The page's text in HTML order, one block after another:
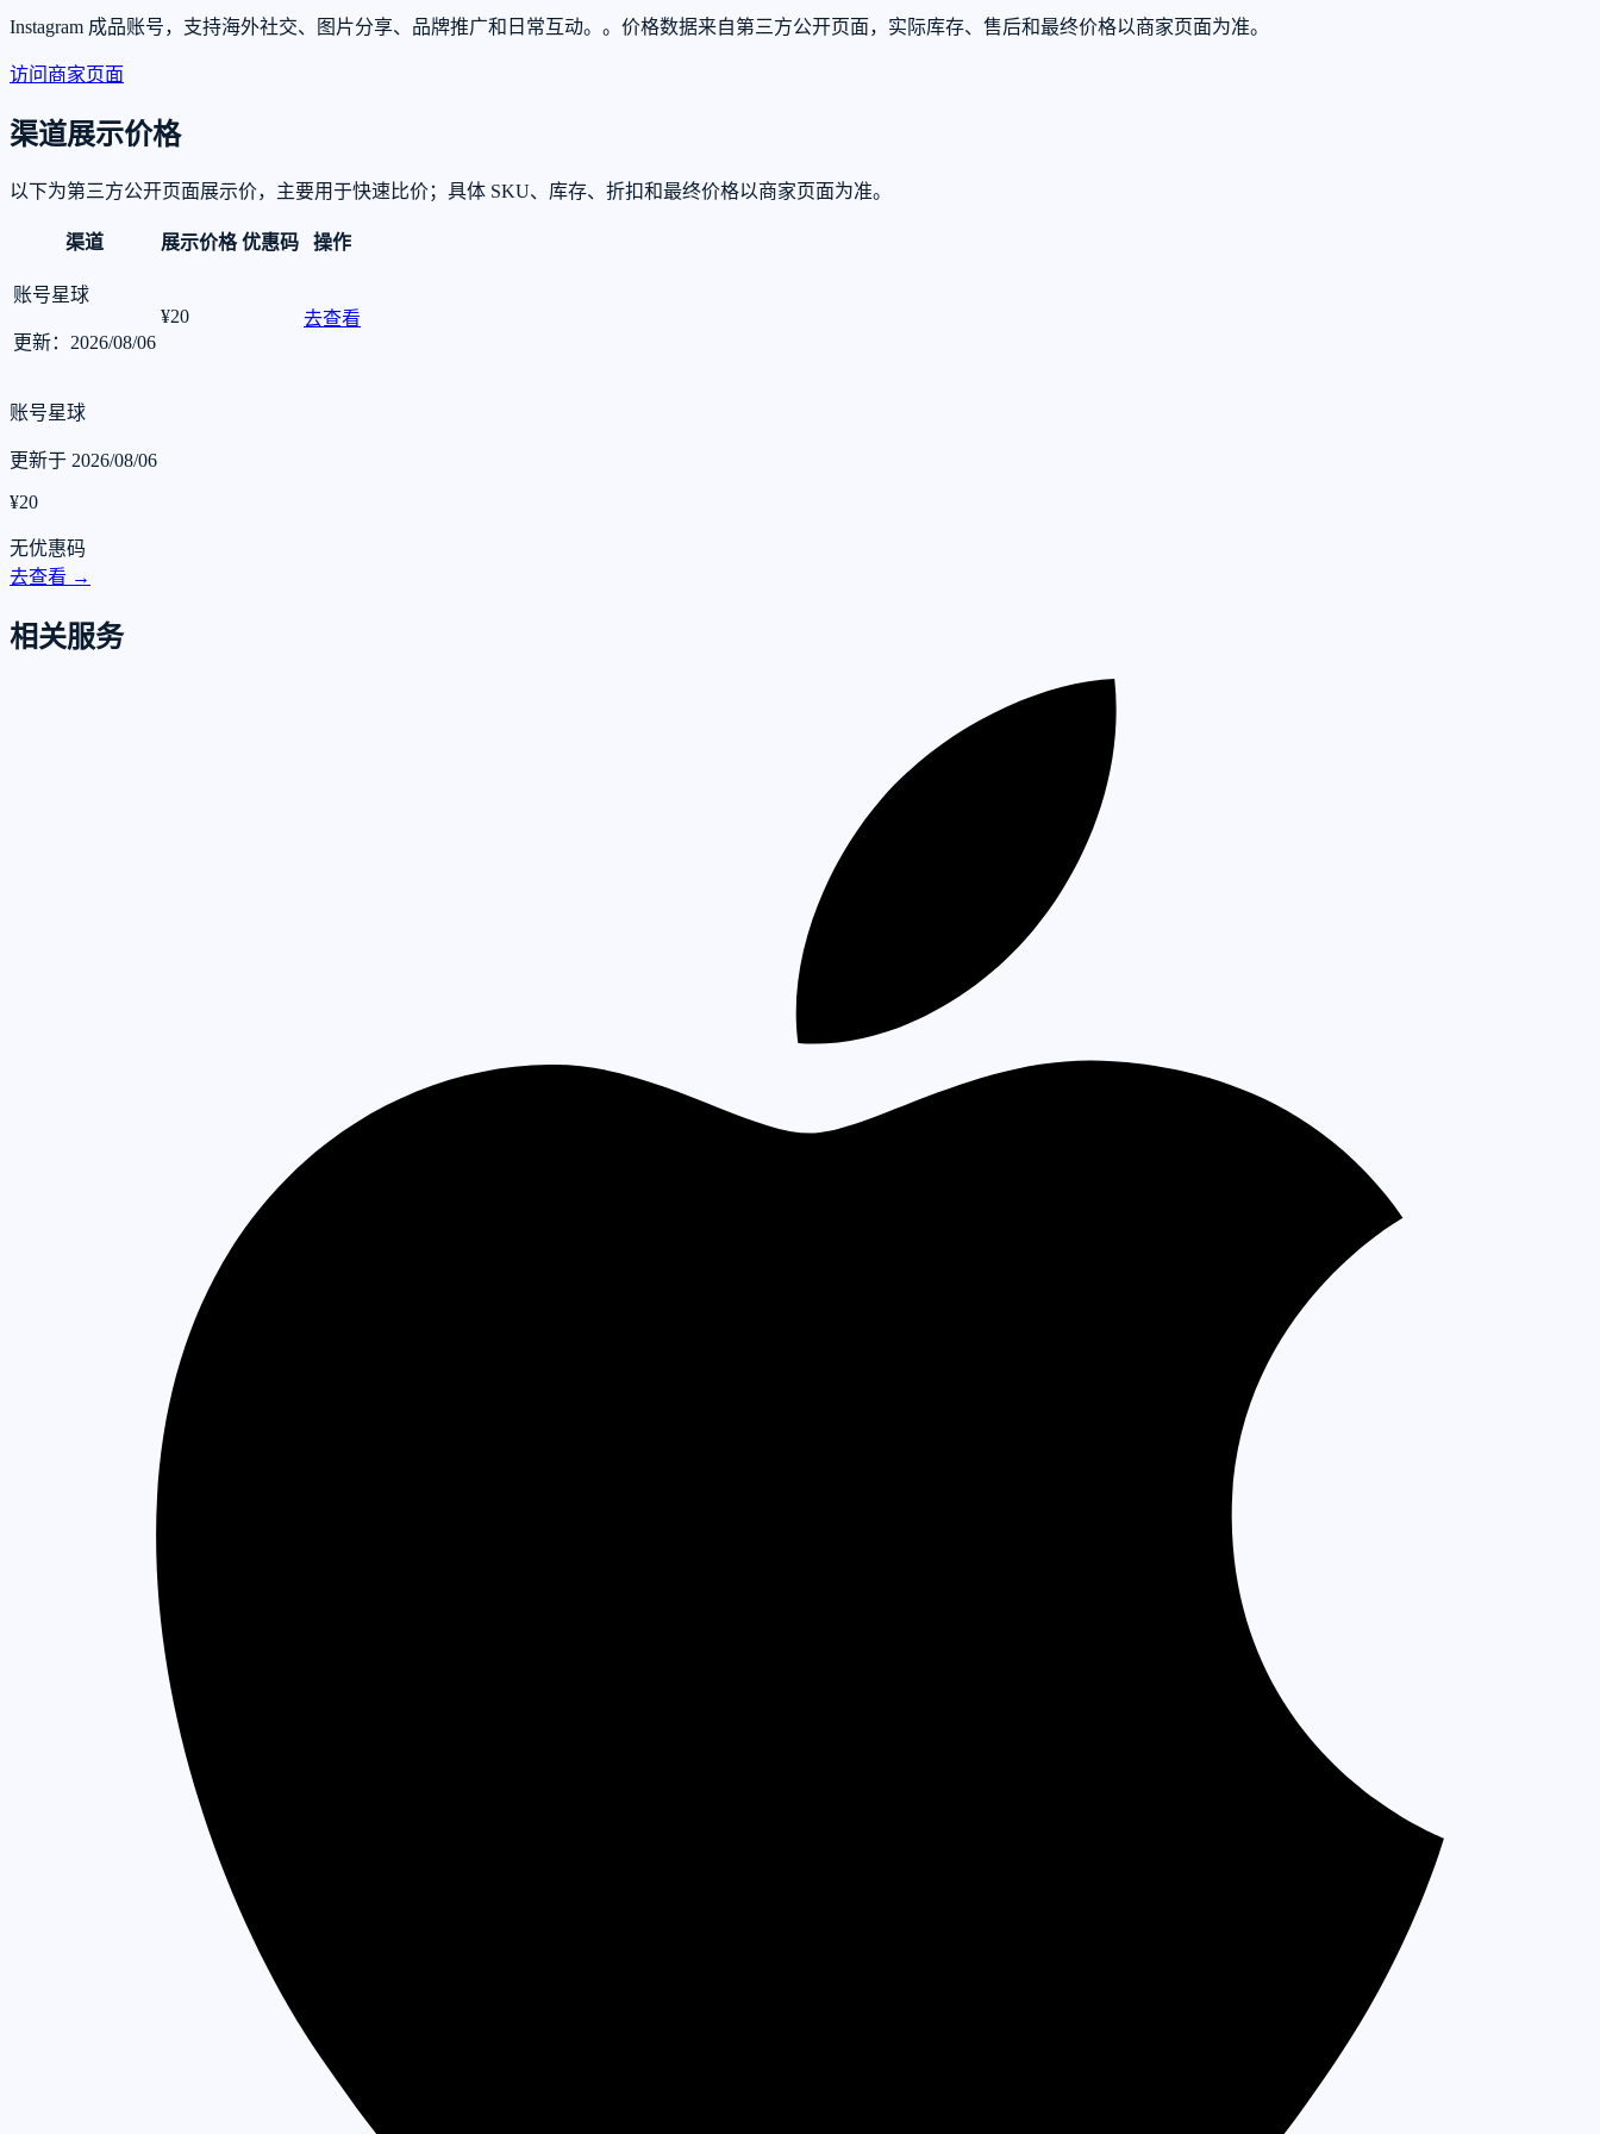
Instagram 成品账号，支持海外社交、图片分享、品牌推广和日常互动。。价格数据来自第三方公开页面，实际库存、售后和最终价格以商家页面为准。
访问商家页面
渠道展示价格
以下为第三方公开页面展示价，主要用于快速比价；具体 SKU、库存、折扣和最终价格以商家页面为准。
渠道 展示价格 优惠码 操作
账号星球
更新：2026/08/06
¥20 去查看
账号星球
更新于 2026/08/06
¥20
无优惠码
去查看 →
相关服务